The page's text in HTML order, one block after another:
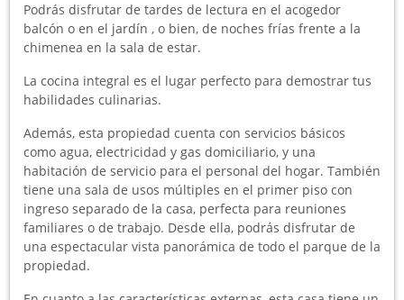
Podrás disfrutar de tardes de lectura en el acogedor
balcón o en el jardín , o bien, de noches frías frente a la
chimenea en la sala de estar.
La cocina integral es el lugar perfecto para demostrar tus
habilidades culinarias.
Además, esta propiedad cuenta con servicios básicos
como agua, electricidad y gas domiciliario, y una
habitación de servicio para el personal del hogar. También
tiene una sala de usos múltiples en el primer piso con
ingreso separado de la casa, perfecta para reuniones
familiares o de trabajo. Desde ella, podrás disfrutar de
una espectacular vista panorámica de todo el parque de la
propiedad.